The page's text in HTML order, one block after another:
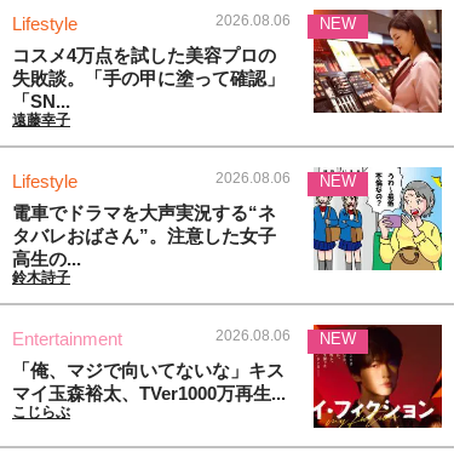
Lifestyle 2026.08.06
コスメ4万点を試した美容プロの
失敗談。「手の甲に塗って確認」
「SN...
遠藤幸子
NEW
Lifestyle 2026.08.06
電車でドラマを大声実況する“ネ
タバレおばさん”。注意した女子
高生の...
鈴木詩子
NEW
Entertainment 2026.08.06
「俺、マジで向いてないな」キス
マイ玉森裕太、TVer1000万再生...
こじらぶ
NEW